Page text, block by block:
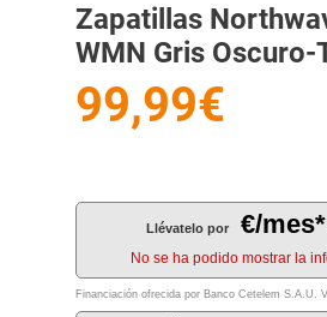
Zapatillas
WMN Gris Oscuro-
99,99€
Llévatelo por €/mes*
No se ha podido mostrar la
Financiación ofrecida por Banco Cetelem S.A.U.